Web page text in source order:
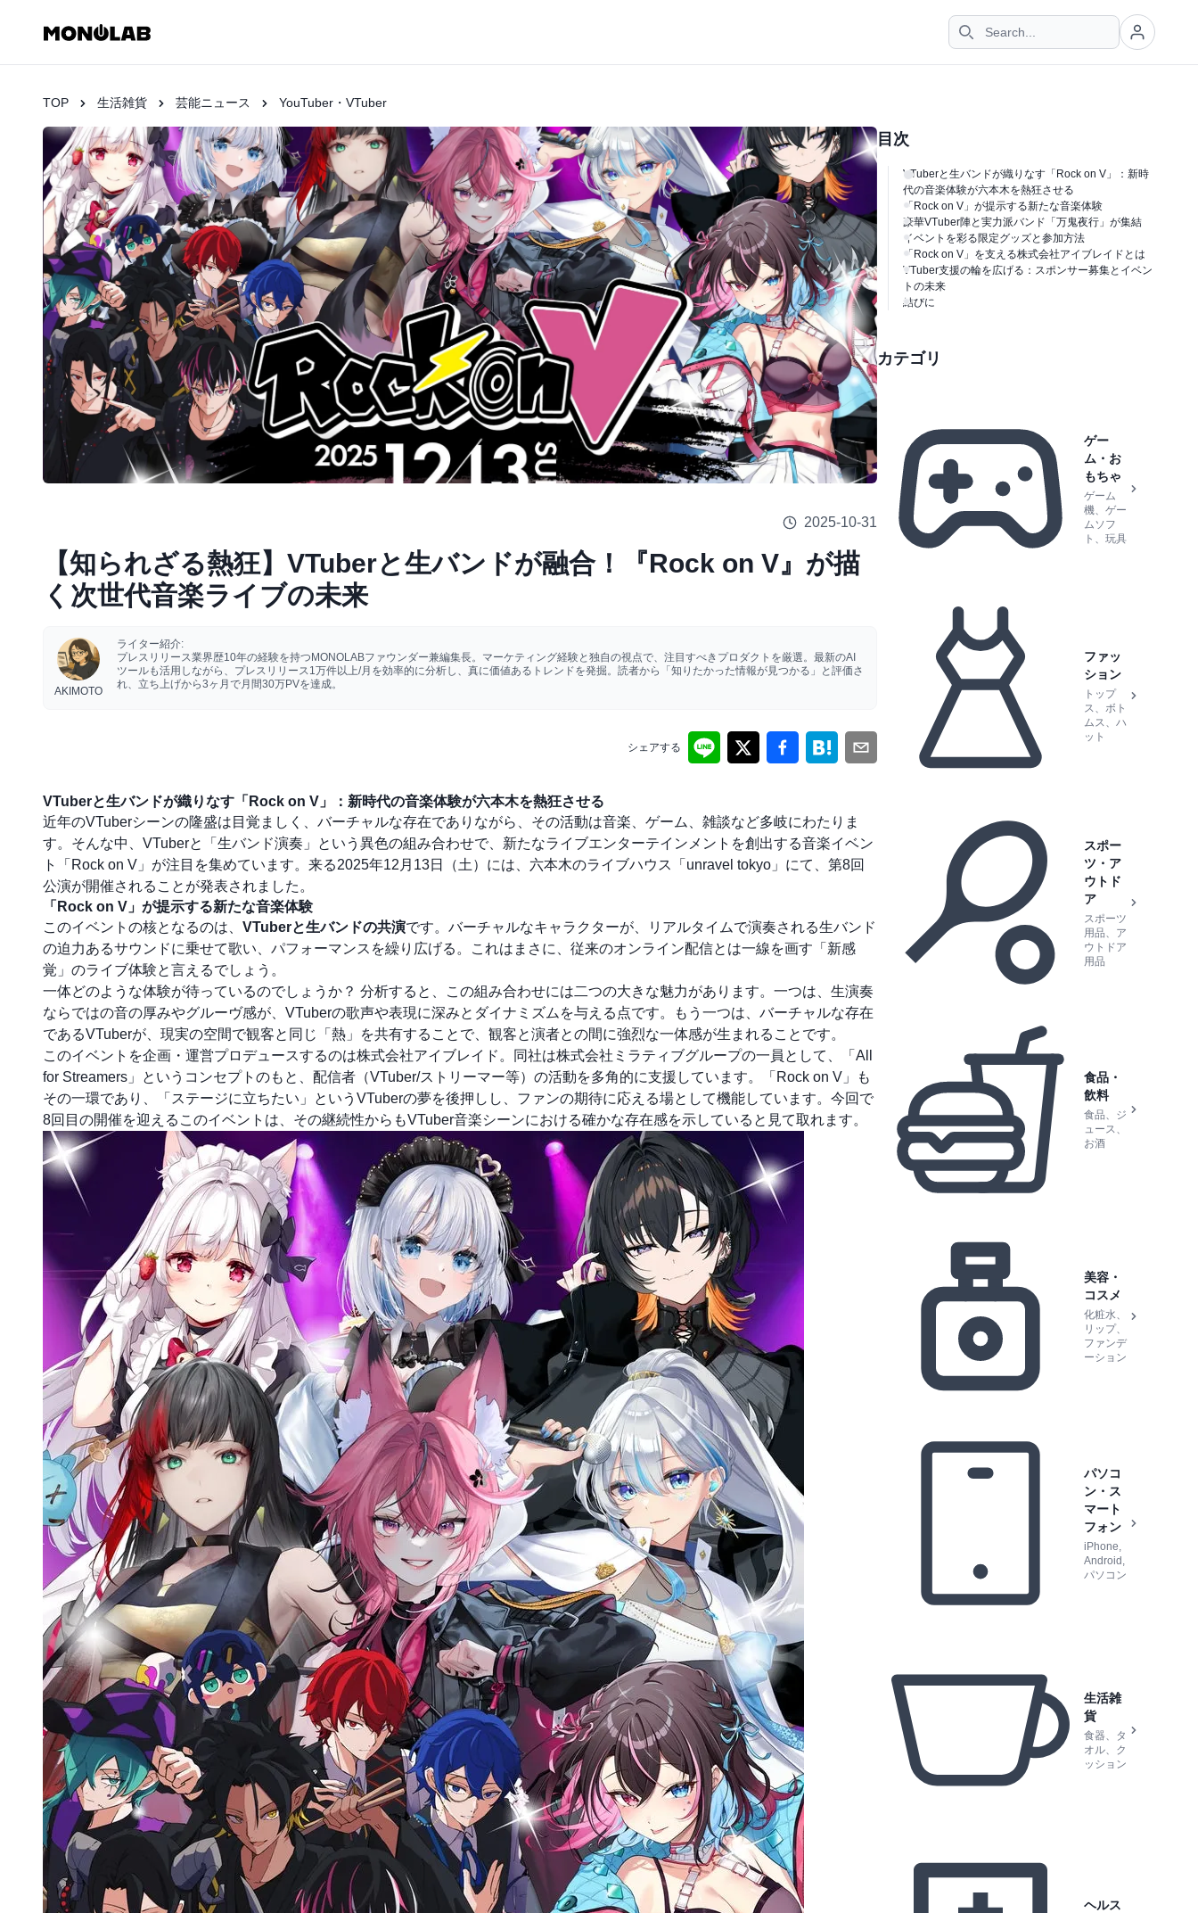
TOP 生活雑貨 芸能ニュース YouTuber・VTuber
2025-10-31
【知られざる熱狂】VTuberと生バンドが融合！『Rock on V』が描
く次世代音楽ライブの未来
AKIMOTO
ライター紹介:
プレスリリース業界歴10年の経験を持つMONOLABファウンダー兼編集長。マーケティング経験と独自の視点で、注目すべきプロダクトを厳選。最新のAI
ツールも活用しながら、プレスリリース1万件以上/月を効率的に分析し、真に価値あるトレンドを発掘。読者から「知りたかった情報が見つかる」と評価さ
れ、立ち上げから3ヶ月で月間30万PVを達成。
シェアする
VTuberと生バンドが織りなす「Rock on V」：新時代の音楽体験が六本木を熱狂させる
近年のVTuberシーンの隆盛は目覚ましく、バーチャルな存在でありながら、その活動は音楽、ゲーム、雑談など多岐にわたりま
す。そんな中、VTuberと「生バンド演奏」という異色の組み合わせで、新たなライブエンターテインメントを創出する音楽イベン
ト「Rock on V」が注目を集めています。来る2025年12月13日（土）には、六本木のライブハウス「unravel tokyo」にて、第8回
公演が開催されることが発表されました。
「Rock on V」が提示する新たな音楽体験
このイベントの核となるのは、 VTuberと生バンドの共演です。バーチャルなキャラクターが、リアルタイムで演奏される生バンド
の迫力あるサウンドに乗せて歌い、パフォーマンスを繰り広げる。これはまさに、従来のオンライン配信とは一線を画す「新感
覚」のライブ体験と言えるでしょう。
一体どのような体験が待っているのでしょうか？ 分析すると、この組み合わせには二つの大きな魅力があります。一つは、生演奏
ならではの音の厚みやグルーヴ感が、VTuberの歌声や表現に深みとダイナミズムを与える点です。もう一つは、バーチャルな存在
であるVTuberが、現実の空間で観客と同じ「熱」を共有することで、観客と演者との間に強烈な一体感が生まれることです。
このイベントを企画・運営プロデュースするのは株式会社アイブレイド。同社は株式会社ミラティブグループの一員として、「All
for Streamers」というコンセプトのもと、配信者（VTuber/ストリーマー等）の活動を多角的に支援しています。「Rock on V」も
その一環であり、「ステージに立ちたい」というVTuberの夢を後押しし、ファンの期待に応える場として機能しています。今回で
8回目の開催を迎えるこのイベントは、その継続性からもVTuber音楽シーンにおける確かな存在感を示していると見て取れます。
目次
VTuberと生バンドが織りなす「Rock on V」：新時
代の音楽体験が六本木を熱狂させる
「Rock on V」が提示する新たな音楽体験
豪華VTuber陣と実力派バンド「万鬼夜行」が集結
イベントを彩る限定グッズと参加方法
「Rock on V」を支える株式会社アイブレイドとは
VTuber支援の輪を広げる：スポンサー募集とイベン
トの未来
結びに
カテゴリ
ゲー
ム・お
もちゃ
ゲーム
機、ゲー
ムソフ
ト、玩具
ファッ
ション
トップ
ス、ボト
ムス、ハ
ット
スポー
ツ・ア
ウトド
ア
スポーツ
用品、ア
ウトドア
用品
食品・
飲料
食品、ジ
ュース、
お酒
美容・
コスメ
化粧水、
リップ、
ファンデ
ーション
パソコ
ン・ス
マート
フォン
iPhone,
Android,
パソコン
生活雑
貨
食器、タ
オル、ク
ッション
ヘルス